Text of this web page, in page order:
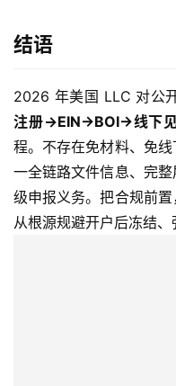
结语
2026 年美国 LLC 对公
注册→EIN→BOI→线下
程。不存在免材料、免
一全链路文件信息、完
级申报义务。把合规前
从根源规避开户后冻结、